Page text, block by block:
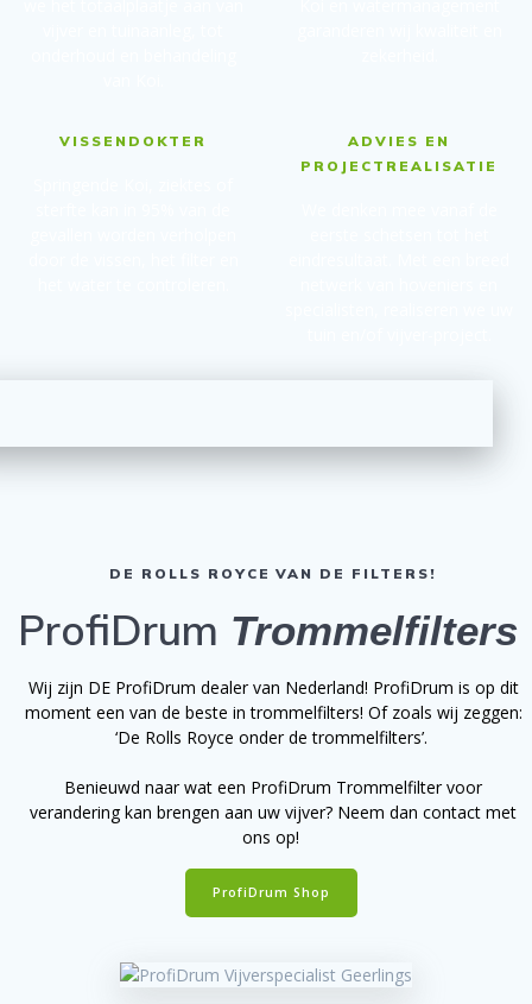
VISSENDOKTER
ADVIES EN
PROJECTREALISATIE
DE ROLLS ROYCE VAN DE FILTERS!
ProfiDrum Trommelfilters
Wij zijn DE ProfiDrum dealer van Nederland! ProfiDrum is op dit
moment een van de beste in trommelfilters! Of zoals wij zeggen:
‘De Rolls Royce onder de trommelfilters’.
Benieuwd naar wat een ProfiDrum Trommelfilter voor
verandering kan brengen aan uw vijver? Neem dan contact met
ons op!
ProfiDrum Shop